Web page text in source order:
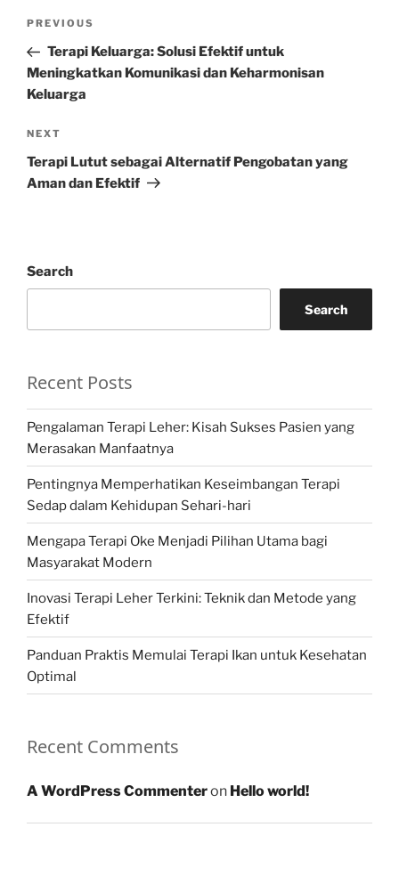
Previous
Post
PREVIOUS
Terapi Keluarga: Solusi Efektif untuk
Meningkatkan Komunikasi dan Keharmonisan
Keluarga
Next
Post
NEXT
Terapi Lutut sebagai Alternatif Pengobatan yang
Aman dan Efektif
Search
Search
Recent Posts
Pengalaman Terapi Leher: Kisah Sukses Pasien yang
Merasakan Manfaatnya
Pentingnya Memperhatikan Keseimbangan Terapi
Sedap dalam Kehidupan Sehari-hari
Mengapa Terapi Oke Menjadi Pilihan Utama bagi
Masyarakat Modern
Inovasi Terapi Leher Terkini: Teknik dan Metode yang
Efektif
Panduan Praktis Memulai Terapi Ikan untuk Kesehatan
Optimal
Recent Comments
A WordPress Commenteron Hello world!